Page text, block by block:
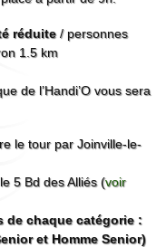
réduite/ personnes
1.5 km
de l’Handi’O vous sera
le tour par Joinville-le-
5 Bd des Alliés (voir
de chaque catégorie :
et Homme Senior)